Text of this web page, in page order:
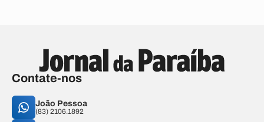
Contate-nos
João Pessoa
(83) 2106.1892